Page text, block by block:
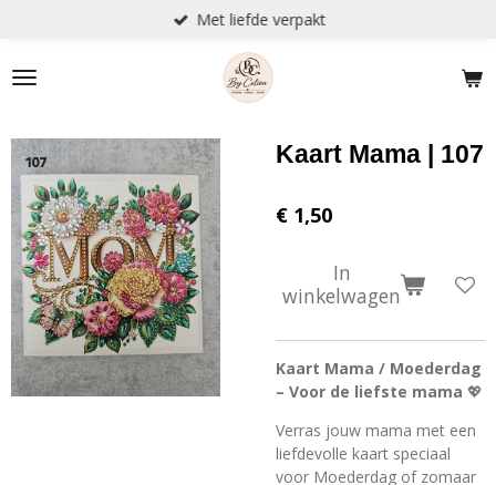
naar
de
Met liefde verpakt
Kaart Mama | 107
€ 1,50
In
winkelwagen
Kaart Mama / Moederdag
– Voor de liefste mama 💖
Verras jouw mama met een
liefdevolle kaart speciaal
voor Moederdag of zomaar